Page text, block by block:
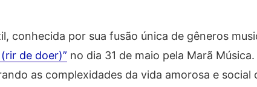
conhecida por sua fusão única de gêneros
de doer)” no dia 31 de maio pela Marã
as complexidades da vida amorosa e